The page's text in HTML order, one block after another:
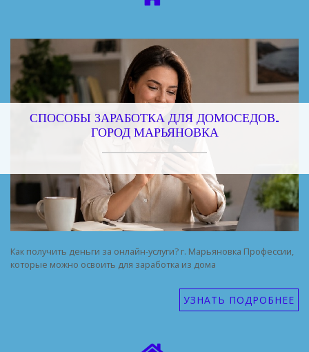
СПОСОБЫ ЗАРАБОТКА ДЛЯ ДОМОСЕДОВ.
ГОРОД МАРЬЯНОВКА
Как получить деньги за онлайн-услуги? г. Марьяновка Профессии,
которые можно освоить для заработка из дома
УЗНАТЬ ПОДРОБНЕЕ